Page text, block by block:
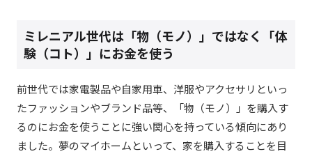
ミレニアル世代は「物（モノ）」ではなく「体
験（コト）」にお金を使う
前世代では家電製品や自家用車、洋服やアクセサリといっ
たファッションやブランド品等、「物（モノ）」を購入す
るのにお金を使うことに強い関心を持っている傾向にあり
ました。夢のマイホームといって、家を購入することを目